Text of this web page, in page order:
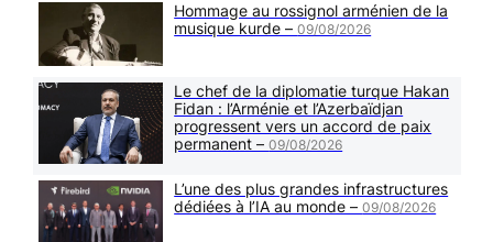
Hommage au rossignol arménien de la
musique kurde –09/08/2026
Le chef de la diplomatie turque Hakan
Fidan : l’Arménie et l’Azerbaïdjan
progressent vers un accord de paix
permanent –09/08/2026
L’une des plus grandes infrastructures
dédiées à l’IA au monde –09/08/2026